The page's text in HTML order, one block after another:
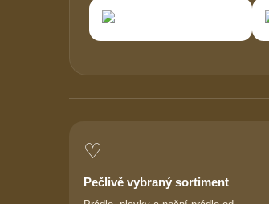
♡
Pečlivě vybraný sortiment